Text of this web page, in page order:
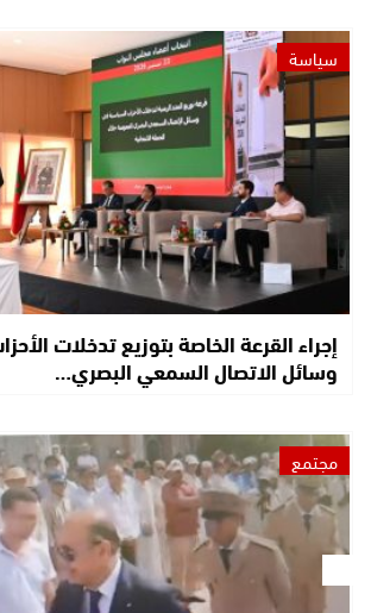
سياسة
إجراء القرعة الخاصة بتوزيع تدخلات
وسائل الاتصال السمعي البصري…
مجتمع